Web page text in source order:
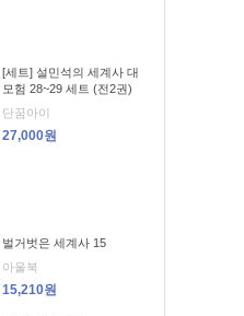
[세트] 설민석의 세계사 대
모험 28~29 세트 (전2권)
단꿈아이
27,000원
벌거벗은 세계사 15
아울북
15,210원